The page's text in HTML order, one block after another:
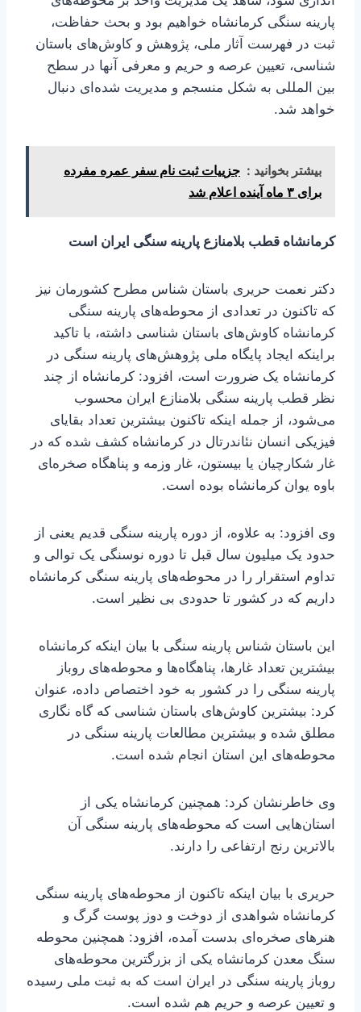
پارینه سنگی کرمانشاه خواهیم بود و بحث حفاظت،
ثبت در فهرست آثار ملی، پژوهش و کاوش‌های باستان
شناسی، تعیین عرصه و حریم و معرفی آنها در سطح
بین المللی به شکل منسجم و مدیریت شده‌ای دنبال
خواهد شد.
بیشتر بخوانید : جزییات ثبت نام سفر عمره مفرده
برای ۳ ماه آینده اعلام شد
کرمانشاه قطب بلامنازع پارینه سنگی ایران است
دکتر نعمت حریری باستان شناس مطرح کشورمان نیز
که تاکنون در تعدادی از محوطه‌های پارینه سنگی
کرمانشاه کاوش‌های باستان شناسی داشته، با تاکید
براینکه ایجاد پایگاه ملی پژوهش‌های پارینه سنگی در
کرمانشاه یک ضرورت است، افزود: کرمانشاه از چند
نظر قطب پارینه سنگی بلامنازع ایران محسوب
می‌شود، از جمله اینکه تاکنون بیشترین تعداد بقایای
فیزیکی انسان نئاندرتال در کرمانشاه کشف شده که در
غار شکارچیان یا بیستون، غار وزمه و پناهگاه صخره‌‍ای
باوه یوان کرمانشاه بوده است.
وی افزود: به علاوه، از دوره پارینه سنگی قدیم یعنی از
حدود یک میلیون سال قبل تا دوره نوسنگی یک توالی و
تداوم استقرار را در محوطه‌های پارینه سنگی کرمانشاه
داریم که در کشور تا حدودی بی نظیر است.
این باستان شناس پارینه سنگی با بیان اینکه کرمانشاه
بیشترین تعداد غارها، پناهگاه‌ها و محوطه‌های روباز
پارینه سنگی را در کشور به خود اختصاص داده، عنوان
کرد: بیشترین کاوش‌های باستان شناسی که گاه نگاری
مطلق شده و بیشترین مطالعات پارینه سنگی در
محوطه‌های این استان انجام شده است.
وی خاطرنشان کرد: همچنین کرمانشاه یکی از
استان‌هایی است که محوطه‌های پارینه سنگی آن
بالاترین رنج ارتفاعی را دارند.
حریری با بیان اینکه تاکنون از محوطه‌های پارینه سنگی
کرمانشاه شواهدی از دوخت و دوز پوست گرگ و
هنرهای صخره‌ای بدست آمده، افزود: همچنین محوطه
سنگ معدن کرمانشاه یکی از بزرگترین محوطه‌های
روباز پارینه سنگی در ایران است که به ثبت ملی رسیده
و تعیین عرصه و حریم هم شده است.